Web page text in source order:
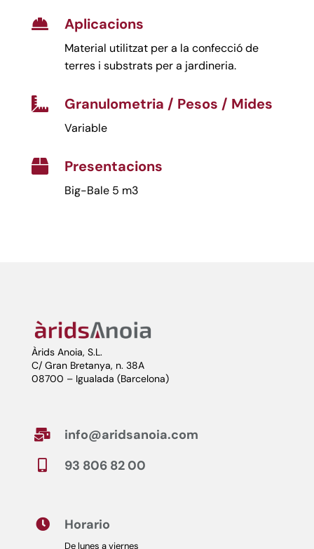
 Aplicacions
Material utilitzat per a la confecció de
terres i substrats per a jardineria.
 Granulometria / Pesos / Mides
Variable
 Presentacions
Big-Bale 5 m3
Àrids Anoia, S.L.
C/ Gran Bretanya, n. 38A
08700 – Igualada (Barcelona)
 info@aridsanoia.com
 93 806 82 00
 Horario
De lunes a viernes